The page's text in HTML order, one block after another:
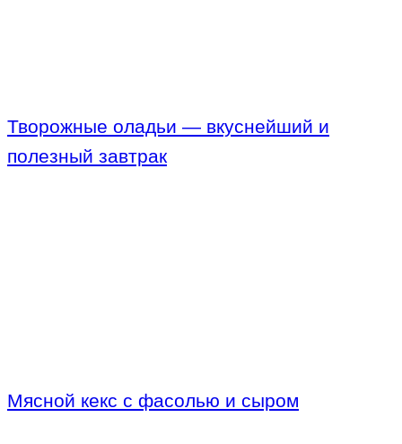
Творожные оладьи — вкуснейший и
полезный завтрак
Мясной кекс с фасолью и сыром